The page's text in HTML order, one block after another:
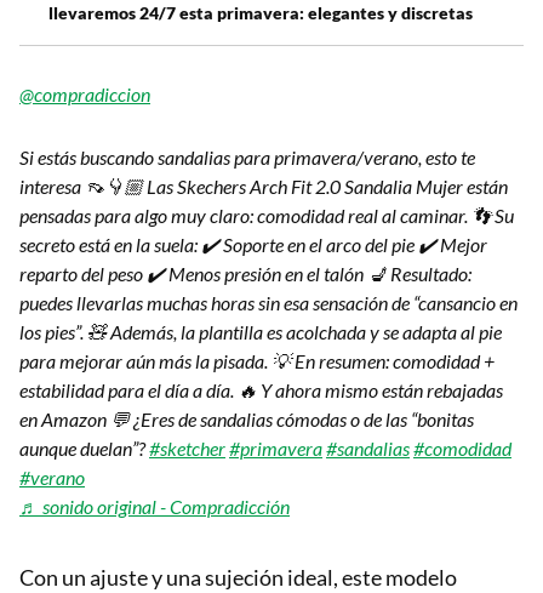
llevaremos 24/7 esta primavera: elegantes y discretas
@compradiccion
Si estás buscando sandalias para primavera/verano, esto te
interesa 👡👇🏼 Las Skechers Arch Fit 2.0 Sandalia Mujer están
pensadas para algo muy claro: comodidad real al caminar. 👣 Su
secreto está en la suela: ✔️ Soporte en el arco del pie ✔️ Mejor
reparto del peso ✔️ Menos presión en el talón 💺 Resultado:
puedes llevarlas muchas horas sin esa sensación de “cansancio en
los pies”. 🧸 Además, la plantilla es acolchada y se adapta al pie
para mejorar aún más la pisada. 💡 En resumen: comodidad +
estabilidad para el día a día. 🔥 Y ahora mismo están rebajadas
en Amazon 💬 ¿Eres de sandalias cómodas o de las “bonitas
aunque duelan”?#sketcher#primavera#sandalias#comodidad
#verano
♬ sonido original - Compradicción
Con un ajuste y una sujeción ideal, este modelo